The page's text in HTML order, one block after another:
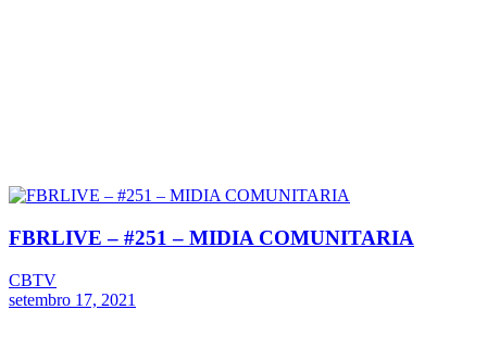
FBRLIVE – #251 – MIDIA COMUNITARIA
CBTV
setembro 17, 2021